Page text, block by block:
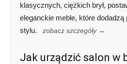
klasycznych, ciężkich brył,
eleganckie meble, które dodadzą
stylu.
zobacz szczegóły →
Jak urządzić salon w